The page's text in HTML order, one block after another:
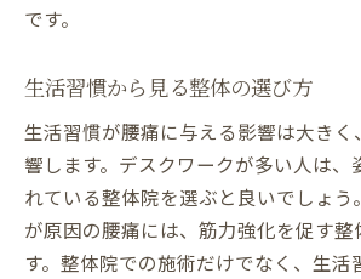
小倉北区の施術法と整体
腰痛ケアのための整体
整体施術で腰痛ケアを
施術法から見る整体ケ
小倉北区での整体ケア
です。
生活習慣から見る整体の選び方
生活習慣が腰痛に与える影響は大き
響します。デスクワークが多い人は、
れている整体院を選ぶと良いでしょう
が原因の腰痛には、筋力強化を促す整
す。整体院での施術だけでなく、生活